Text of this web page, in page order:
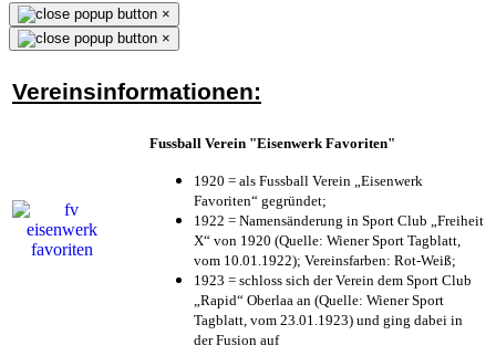
×
×
Vereinsinformationen:
Fussball Verein "Eisenwerk Favoriten"
1920 = als Fussball Verein „Eisenwerk
Favoriten“ gegründet;
1922 = Namensänderung in Sport Club „Freiheit
X“ von 1920 (Quelle: Wiener Sport Tagblatt,
vom 10.01.1922); Vereinsfarben: Rot-Weiß;
1923 = schloss sich der Verein dem Sport Club
„Rapid“ Oberlaa an (Quelle: Wiener Sport
Tagblatt, vom 23.01.1923) und ging dabei in
der Fusion auf